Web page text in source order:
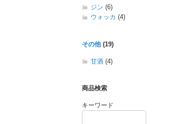
ジン (6)
ウォッカ (4)
その他(19)
甘酒 (4)
商品検索
キーワード